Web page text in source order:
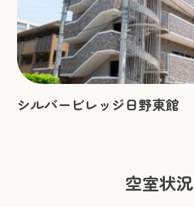
シルバービレッジ日野東館
空室状況